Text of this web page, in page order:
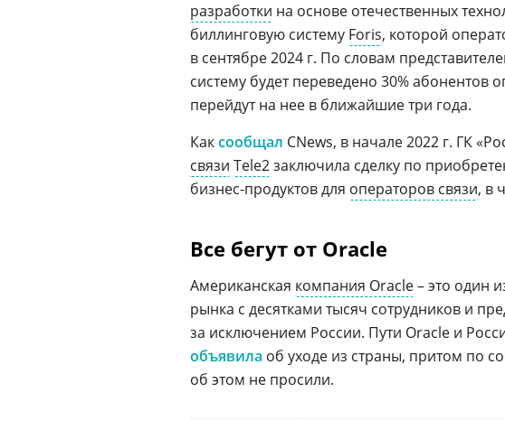
разработки на основе отечественных
биллинговую систему Foris, которой
в сентябре 2024 г. По словам
систему будет переведено 30% абонентов
перейдут на нее в ближайшие три года.
Каксообщал CNews, в начале 2022 г. ГК
связи Tele2заключила сделку по
бизнес-продуктов для операторов связи, в
Все бегут от Oracle
Американская компания Oracle– это один
рынка с десятками тысяч сотрудников и
за исключением России. Пути Oracle и
объявила об уходе из страны, притом по
об этом не просили.